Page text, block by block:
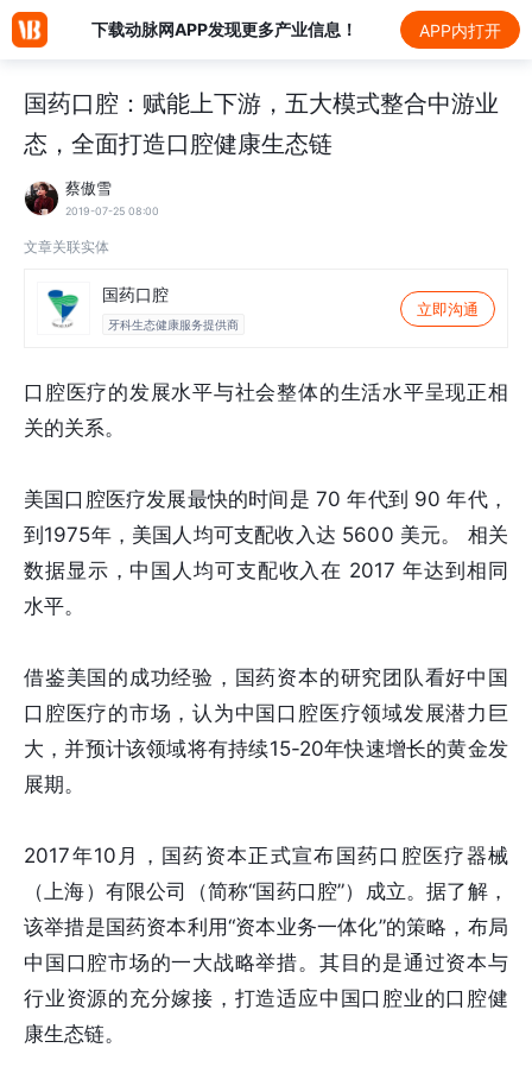
下载动脉网APP发现更多产业信息！ APP内打开
国药口腔：赋能上下游，五大模式整合中游业
态，全面打造口腔健康生态链
蔡傲雪
2019-07-25 08:00
文章关联实体
国药口腔
牙科生态健康服务提供商
立即沟通
口腔医疗的发展水平与社会整体的生活水平呈现正相
关的关系。
美国口腔医疗发展最快的时间是 70 年代到 90 年代，
到1975年，美国人均可支配收入达 5600 美元。 相关
数据显示，中国人均可支配收入在 2017 年达到相同
水平。
借鉴美国的成功经验，国药资本的研究团队看好中国
口腔医疗的市场，认为中国口腔医疗领域发展潜力巨
大，并预计该领域将有持续15-20年快速增长的黄金发
展期。
2017年10月，国药资本正式宣布国药口腔医疗器械
（上海）有限公司（简称“国药口腔”）成立。据了解，
该举措是国药资本利用“资本业务一体化”的策略，布局
中国口腔市场的一大战略举措。其目的是通过资本与
行业资源的充分嫁接，打造适应中国口腔业的口腔健
康生态链。